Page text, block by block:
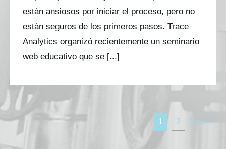
están ansiosos por iniciar el proceso, pero no
están seguros de los primeros pasos. Trace
Analytics organizó recientemente un seminario
web educativo que se [...]
1 2 Next